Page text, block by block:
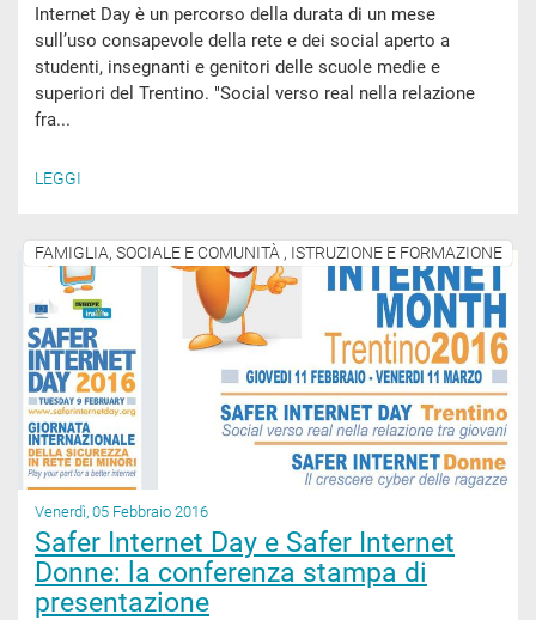
Internet Day è un percorso della durata di un mese
sull’uso consapevole della rete e dei social aperto a
studenti, insegnanti e genitori delle scuole medie e
superiori del Trentino. "Social verso real nella relazione
fra...
LEGGI
FAMIGLIA, SOCIALE E COMUNITÀ , ISTRUZIONE E FORMAZIONE
Venerdì, 05 Febbraio 2016
Safer Internet Day e Safer Internet
Donne: la conferenza stampa di
presentazione